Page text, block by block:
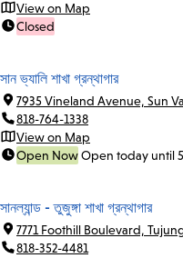
View on Map
Closed
সান ভ্যালি শাখা গ্রন্থাগার
7935 Vineland Avenue, Sun
818-764-1338
View on Map
Open NowOpen today until
সানল্যান্ড - তুজুঙ্গা শাখা গ্রন্থাগার
7771 Foothill Boulevard,
818-352-4481